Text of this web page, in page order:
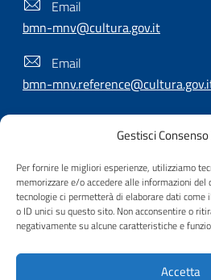
Gestisci
Per fornire le migliori esperienze, utilizziamo
memorizzare e/o accedere alle informazioni
tecnologie ci permetterà di elaborare dati
o ID unici su questo sito. Non acconsentire o
negativamente su alcune caratteristiche e
Accetta
Email
bmn-mnv@cultura.gov.it
Email
bmn-
Useful Links
Privacy | Cookie policy | Contatti
accessibilità | Crediti | Nota di